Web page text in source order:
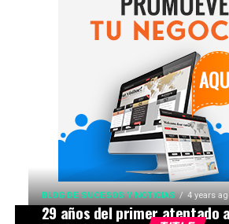
BLOG DE SUCESOS Y NOTICIAS 4 years
29 años del primer atentado